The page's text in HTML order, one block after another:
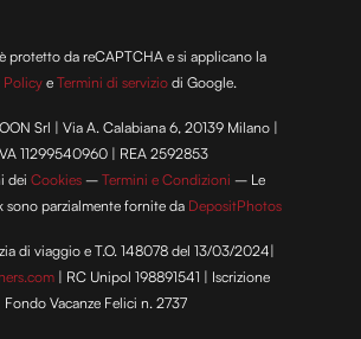
protetto da reCAPTCHA e si applicano la
Policy eTermini di servizio di Google.
Srl | Via A. Calabiana 6, 20139 Milano |
11299540960 | REA 2592853
deiCookies –Termini e Condizioni – Le
sono parzialmente fornite da DepositPhotos
di viaggio e T.O. 148078 del 13/03/2024|
| RC Unipol 198891541 | Iscrizione
Fondo Vacanze Felici n. 2737